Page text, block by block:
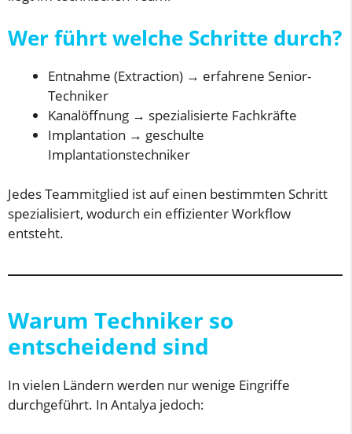
Wer führt welche Schritte durch?
Entnahme (Extraction) → erfahrene Senior-
Techniker
Kanalöffnung → spezialisierte Fachkräfte
Implantation → geschulte
Implantationstechniker
Jedes Teammitglied ist auf einen bestimmten Schritt
spezialisiert, wodurch ein effizienter Workflow
entsteht.
Warum Techniker so
entscheidend sind
In vielen Ländern werden nur wenige Eingriffe
durchgeführt. In Antalya jedoch: